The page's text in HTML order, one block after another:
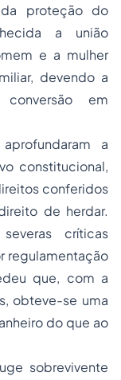
proteção do
a união
e a mulher
devendo a
em
a
constitucional,
conferidos
de herdar.
críticas
regulamentação
que, com a
obteve-se uma
do que ao
sobrevivente